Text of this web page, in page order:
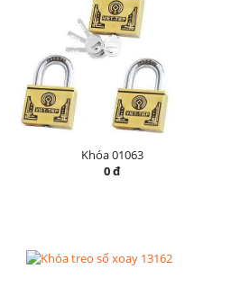
Khóa 01063
0 đ